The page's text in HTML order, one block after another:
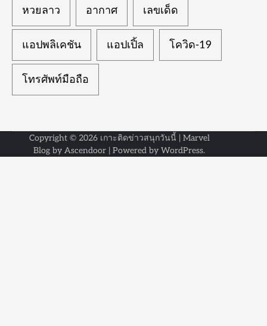
หวยลาว อากาศ เลขเด็ด
แอปพลิเคชัน แอปเปิ้ล โควิด-19
โทรศัพท์มือถือ
Copyright © 2026 เกาะติดข่าวสนุกวันนี้ | Marvel
Blog by Ascendoor | Powered by WordPress.